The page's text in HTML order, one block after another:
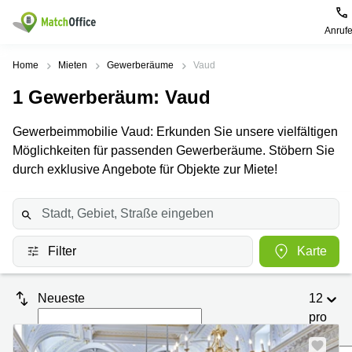
Mieten / Vermieten
Produktseiten
Büro
Business
Center
Virtuelle
Büros
Besprechungsräume
Beliebte
Coworking
Zürich
Zug
Coworking
Basel
Coworking
Lugano
Beliebte
Leutschenbachstrasse
95 Zürich
1 Zürich
Bahnhofstrasse
10 Zürich
Bahnhofstrasse
41 Zürich
Hilfe
Über uns
Preis
Anmelden
Sprache wählen
French
Home Mieten Gewerberäume Vaud
1 Gewerberäum: Vaud
Gewerbeimmobilie Vaud: Erkunden Sie unsere vielfältigen
Möglichkeiten für passenden Gewerberäume. Stöbern Sie
durch exklusive Angebote für Objekte zur Miete!
Filter Karte
Neueste
12
pro
Seite